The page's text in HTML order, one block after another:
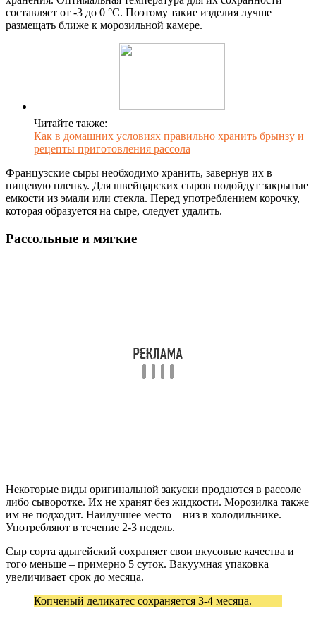
составляет от -3 до 0 °С. Поэтому такие изделия лучше
размещать ближе к морозильной камере.
Читайте также:
Как в домашних условиях правильно хранить брынзу и
рецепты приготовления рассола
Французские сыры необходимо хранить, завернув их в
пищевую пленку. Для швейцарских сыров подойдут закрытые
емкости из эмали или стекла. Перед употреблением корочку,
которая образуется на сыре, следует удалить.
Рассольные и мягкие
Некоторые виды оригинальной закуски продаются в рассоле
либо сыворотке. Их не хранят без жидкости. Морозилка также
им не подходит. Наилучшее место – низ в холодильнике.
Употребляют в течение 2-3 недель.
Сыр сорта адыгейский сохраняет свои вкусовые качества и
того меньше – примерно 5 суток. Вакуумная упаковка
увеличивает срок до месяца.
Копченый деликатес сохраняется 3-4 месяца.